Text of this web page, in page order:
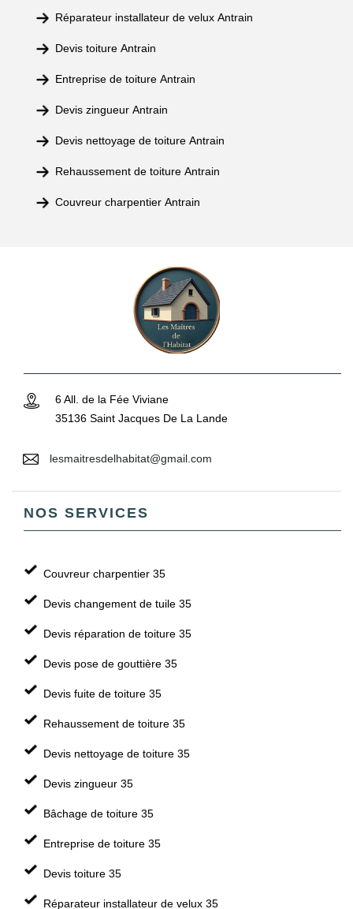
Réparateur installateur de velux Antrain
Devis toiture Antrain
Entreprise de toiture Antrain
Devis zingueur Antrain
Devis nettoyage de toiture Antrain
Rehaussement de toiture Antrain
Couvreur charpentier Antrain
6 All. de la Fée Viviane
35136 Saint Jacques De La Lande
lesmaitresdelhabitat@gmail.com
NOS SERVICES
Couvreur charpentier 35
Devis changement de tuile 35
Devis réparation de toiture 35
Devis pose de gouttière 35
Devis fuite de toiture 35
Rehaussement de toiture 35
Devis nettoyage de toiture 35
Devis zingueur 35
Bâchage de toiture 35
Entreprise de toiture 35
Devis toiture 35
Réparateur installateur de velux 35